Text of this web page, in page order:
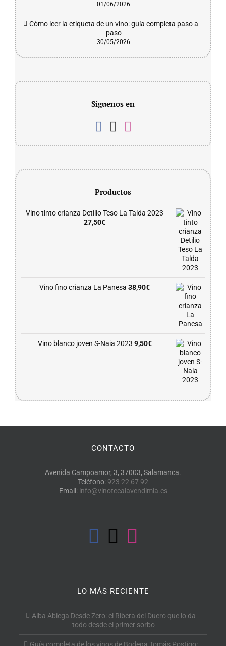
01/06/2026
Cómo leer la etiqueta de un vino: guía completa paso a
paso
30/05/2026
Síguenos en
Productos
Vino tinto crianza Detilio Teso La Talda 2023
27,50€
Vino fino crianza La Panesa 38,90€
Vino blanco joven S-Naia 2023 9,50€
CONTACTO
Avenida Campoamor, 3, 37003, Salamanca.
Teléfono: 923 22 67 92
Email: info@vinotecalavendimia.es
LO MÁS RECIENTE
Alba Abiega Desde Zero: el Ribera del Duero que lo da
todo desde el primer sorbo